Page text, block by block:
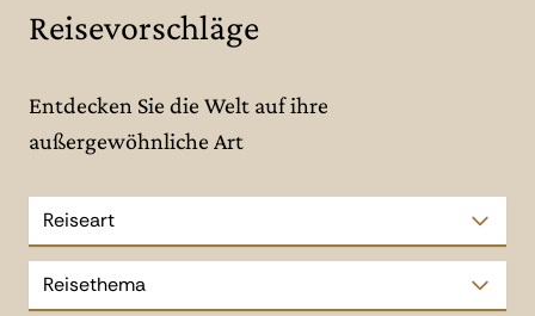
Reisevorschläge
Entdecken Sie die Welt auf ihre
außergewöhnliche Art
Reiseart
Reisethema